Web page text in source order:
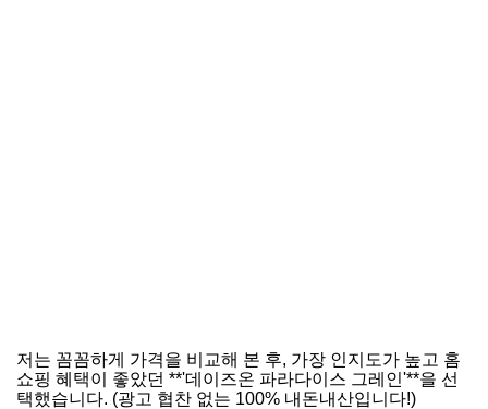
저는 꼼꼼하게 가격을 비교해 본 후, 가장 인지도가 높고 홈
쇼핑 혜택이 좋았던 **'데이즈온 파라다이스 그레인'**을 선
택했습니다. (광고 협찬 없는 100% 내돈내산입니다!)